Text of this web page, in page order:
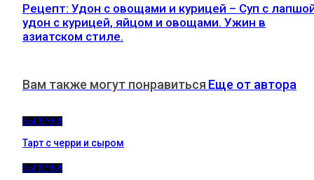
Рецепт: Удон с овощами и курицей – Суп с
удон с курицей, яйцом и овощами. Ужин в
азиатском стиле.
Вам также могут понравиться Еще от автора
ВЫПЕЧКА
Тарт с черри и сыром
ВЫПЕЧКА